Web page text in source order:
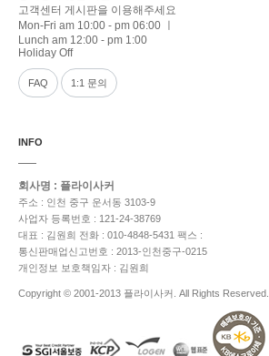
고객센터 게시판을 이용해주세요
Mon-Fri am 10:00 - pm 06:00 ㅣ
Lunch am 12:00 - pm 1:00
Holiday Off
FAQ 1:1 문의
INFO
회사명 : 플라이사커
주소 : 인천 중구 운서동 3103-9
사업자 등록번호 : 121-24-38769
대표 : 김원희 전화 : 010-4848-5431 팩스 :
통신판매업신고번호 : 2013-인천중구-0215
개인정보 보호책임자 : 김원희
Copyright © 2001-2013 플라이사커. All Rights Reserved.